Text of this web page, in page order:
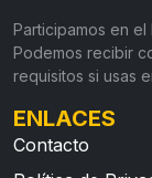
Participamos en el
Podemos recibir
requisitos si usas
ENLACES
Contacto